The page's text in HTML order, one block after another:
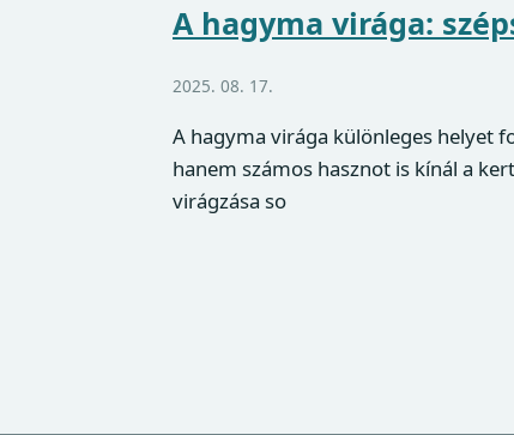
A hagyma virága:
2025. 08. 17.
A hagyma virága különleges helyet
hanem számos hasznot is kínál a
virágzása so